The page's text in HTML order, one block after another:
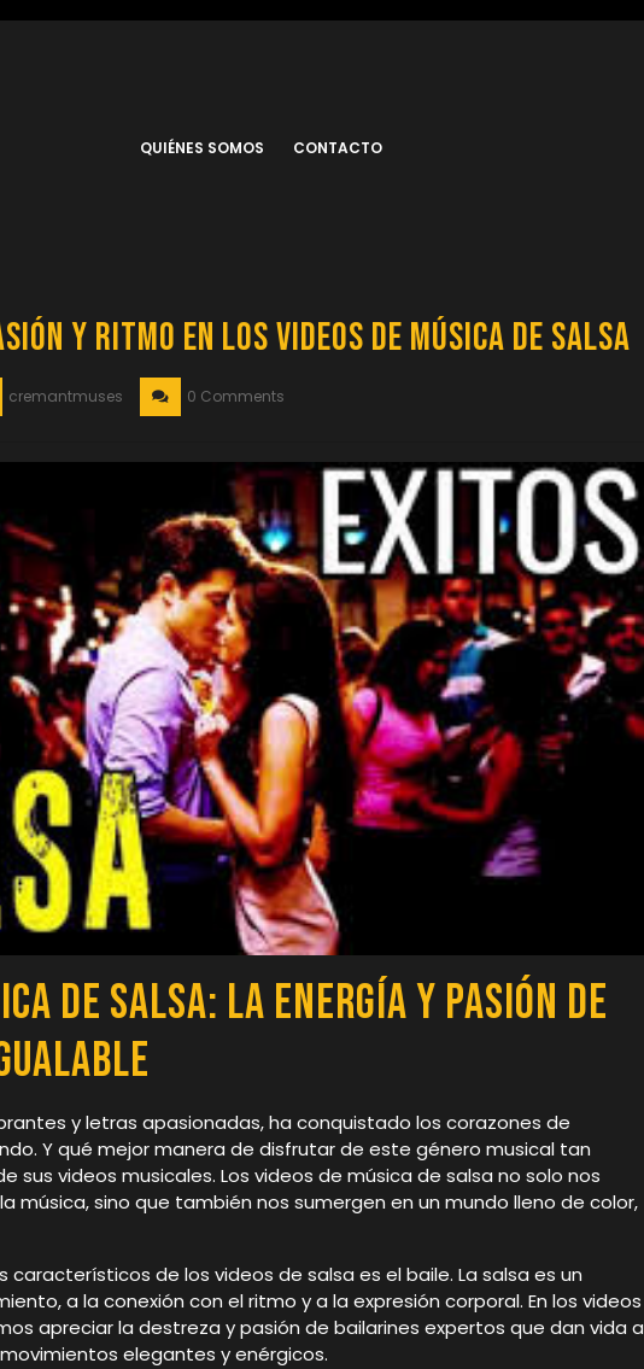
QUIÉNES SOMOS CONTACTO
y Ritmo en los Videos de Música de Salsa
cremantmuses 0 Comments
de Salsa: La Energía y Pasión de
y letras apasionadas, ha conquistado los corazones de
Y qué mejor manera de disfrutar de este género musical tan
sus videos musicales. Los videos de música de salsa no solo nos
música, sino que también nos sumergen en un mundo lleno de color,
característicos de los videos de salsa es el baile. La salsa es un
a la conexión con el ritmo y a la expresión corporal. En los videos
apreciar la destreza y pasión de bailarines expertos que dan vida a
elegantes y enérgicos.